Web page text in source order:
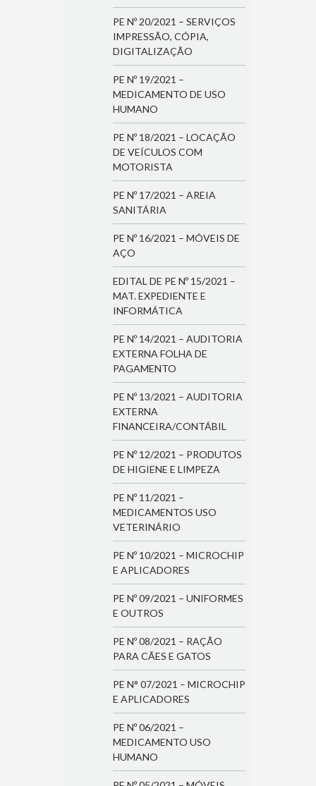
PE Nº 20/2021 – SERVIÇOS
IMPRESSÃO, CÓPIA,
DIGITALIZAÇÃO
PE Nº 19/2021 –
MEDICAMENTO DE USO
HUMANO
PE Nº 18/2021 – LOCAÇÃO
DE VEÍCULOS COM
MOTORISTA
PE Nº 17/2021 – AREIA
SANITÁRIA
PE Nº 16/2021 – MÓVEIS DE
AÇO
EDITAL DE PE Nº 15/2021 –
MAT. EXPEDIENTE E
INFORMÁTICA
PE Nº 14/2021 – AUDITORIA
EXTERNA FOLHA DE
PAGAMENTO
PE Nº 13/2021 – AUDITORIA
EXTERNA
FINANCEIRA/CONTÁBIL
PE Nº 12/2021 – PRODUTOS
DE HIGIENE E LIMPEZA
PE Nº 11/2021 –
MEDICAMENTOS USO
VETERINÁRIO
PE Nº 10/2021 – MICROCHIP
E APLICADORES
PE Nº 09/2021 – UNIFORMES
E OUTROS
PE Nº 08/2021 – RAÇÃO
PARA CÃES E GATOS
PE N° 07/2021 – MICROCHIP
E APLICADORES
PE Nº 06/2021 –
MEDICAMENTO USO
HUMANO